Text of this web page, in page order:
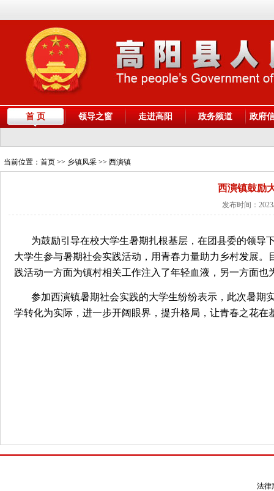
首 页 领导之窗 走进高阳 政务频道 政府
当前位置： 首页 >> 乡镇风采 >> 西演镇
西演镇鼓励
发布时间：
为鼓励引导在校大学生暑期扎根基层，在团县委的领导
大学生参与暑期社会实践活动，用青春力量助力乡村发展
践活动一方面为镇村相关工作注入了年轻血液，另一方面
参加西演镇暑期社会实践的大学生纷纷表示，此次暑期
学转化为实际，进一步开阔眼界，提升格局，让青春之花在
法律